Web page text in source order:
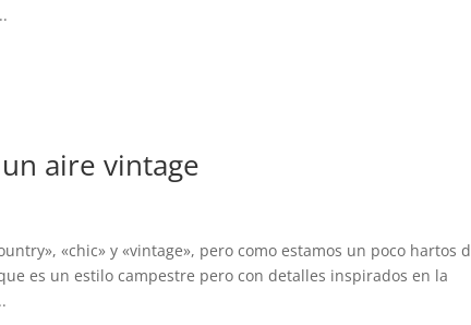
aire vintage
«chic» y «vintage», pero como estamos un poco hartos
es un estilo campestre pero con detalles inspirados en la